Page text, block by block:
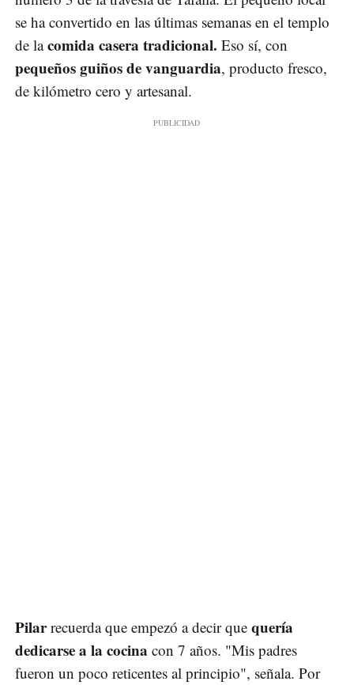
se ha convertido en las últimas semanas en el templo
de lacomida casera tradicional. Eso sí, con
pequeños guiños de vanguardia, producto fresco,
de kilómetro cero y artesanal.
Pilarrecuerda que empezó a decir que quería
dedicarse a la cocina con 7 años. "Mis padres
fueron un poco reticentes al principio", señala. Por